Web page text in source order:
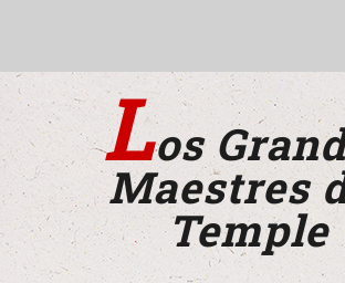
Los
Maestres
Temple